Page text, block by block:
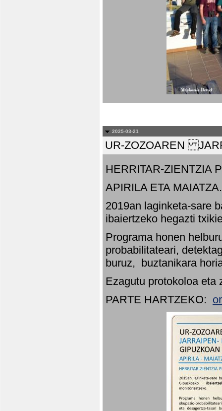
2025-03-21
UR-ZOZOAREN
HERRITAR-ZIENTZIA
APIRILA ETA MAIATZA.
2019an laginketa-sare
ibaiertzeko hegazti
Programa honen
probabilitateari,
buruz, buztanikara
Ezagutu protokoloa eta
PARTE HARTZEKO: